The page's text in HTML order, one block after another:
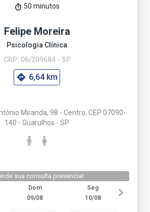
50 minutos
Felipe Moreira
Psicologia Clínica
CRP: 06/209684 - SP
6,64 km
Miranda, 98 - Centro, CEP 07090-
140 - Guarulhos - SP
sua consulta presencial:
Dom
09/08
Seg
10/08